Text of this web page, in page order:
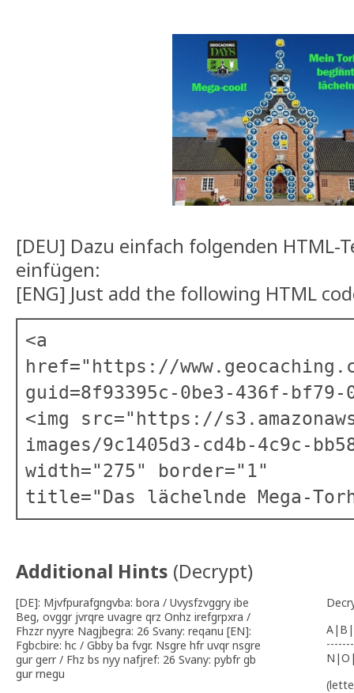
[DEU] Dazu einfach folgenden HTML-
einfügen:
[ENG] Just add the following HTML
<a
href="https://
guid=8f93395c-0be3-436f-bf79-
<img src="https://
images/9c1405d3-cd4b-4c9c-
width="275" border="1"
title="Das lächelnde Mega-
Additional Hints (Decrypt)
[DE]: Mjvfpurafgngvba: bora / Uvysfzvggry ibe
Beg, ovggr jvrqre uvagre qrz Onhz irefgrpxra /
Fhzzr nyyre Nagjbegra: 26 Svany: reqanu [EN]:
Fgbcbire: hc / Gbby ba fvgr. Nsgre hfr uvqr nsgre
gur gerr / Fhz bs nyy nafjref: 26 Svany: pybfr gb
gur rnegu